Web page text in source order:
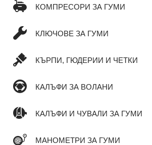
КОМПРЕСОРИ ЗА ГУМИ
КЛЮЧОВЕ ЗА ГУМИ
КЪРПИ, ГЮДЕРИИ И ЧЕТКИ
КАЛЪФИ ЗА ВОЛАНИ
КАЛЪФИ И ЧУВАЛИ ЗА ГУМИ
МАНОМЕТРИ ЗА ГУМИ